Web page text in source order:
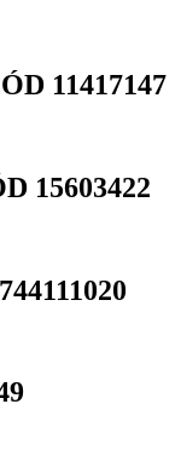
11417147
15603422